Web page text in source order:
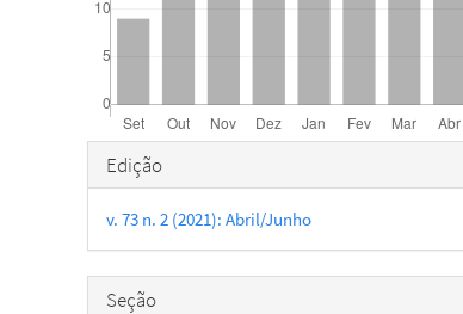
Detalhes
do
artigo
Edição
v. 73 n. 2 (2021): Abril/Junho
Seção